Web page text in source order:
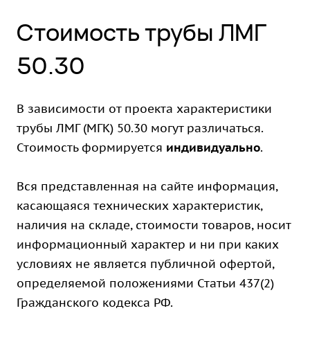
Стоимость трубы ЛМГ
50.30
В зависимости от проекта характеристики
трубы ЛМГ (МГК) 50.30 могут различаться.
Стоимость формируется индивидуально.
Вся представленная на сайте информация,
касающаяся технических характеристик,
наличия на складе, стоимости товаров, носит
информационный характер и ни при каких
условиях не является публичной офертой,
определяемой положениями Статьи 437(2)
Гражданского кодекса РФ.